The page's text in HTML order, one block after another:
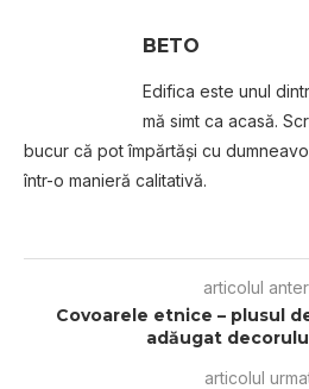
BETO
Edifica este unul
mă simt ca acasă.
bucur că pot împărtăși cu
într-o manieră calitativă.
articolul
Covoarele etnice – plusul
adăugat
articolul